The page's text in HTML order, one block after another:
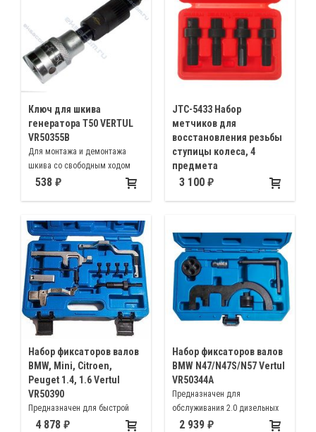
Ключ для шкива
генератора T50 VERTUL
VR50355B
Для монтажа и демонтажа
шкива со свободным ходом
при замене генератора или
538
JTC-5433 Набор
метчиков для
восстановления резьбы
ступицы колеса, 4
предмета
Для восстановления резьбы:
3 100
Набор фиксаторов валов
BMW, Mini, Citroen,
Peuget 1.4, 1.6 Vertul
VR50390
Предназначен для быстрой
установки фаз ГРМ бензиновых
4 878
Набор фиксаторов валов
BMW N47/N47S/N57 Vertul
VR50344A
Предназначен для
обслуживания 2.0 дизельных
двигателей BMW N47 N47S N57
2 939